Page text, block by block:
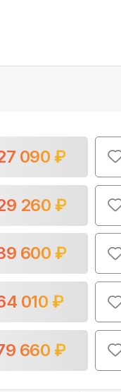
090 ₽
260 ₽
600 ₽
010 ₽
660 ₽